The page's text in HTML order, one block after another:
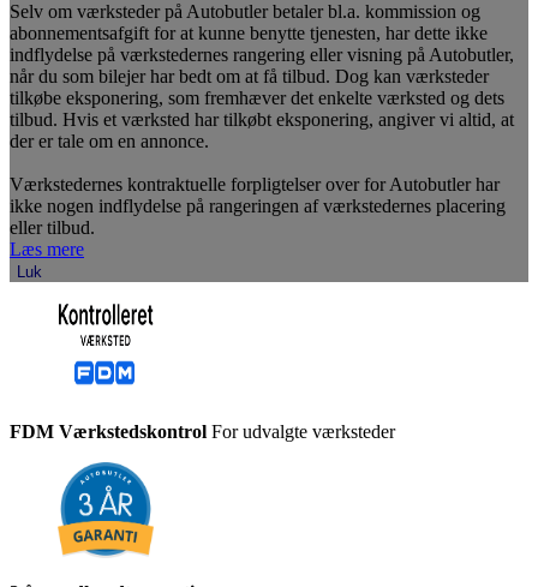
Selv om værksteder på Autobutler betaler bl.a. kommission og
abonnementsafgift for at kunne benytte tjenesten, har dette ikke
indflydelse på værkstedernes rangering eller visning på Autobutler,
når du som bilejer har bedt om at få tilbud. Dog kan værksteder
tilkøbe eksponering, som fremhæver det enkelte værksted og dets
tilbud. Hvis et værksted har tilkøbt eksponering, angiver vi altid, at
der er tale om en annonce.
Værkstedernes kontraktuelle forpligtelser over for Autobutler har
ikke nogen indflydelse på rangeringen af værkstedernes placering
eller tilbud.
Læs mere
Luk
FDM Værkstedskontrol For udvalgte værksteder